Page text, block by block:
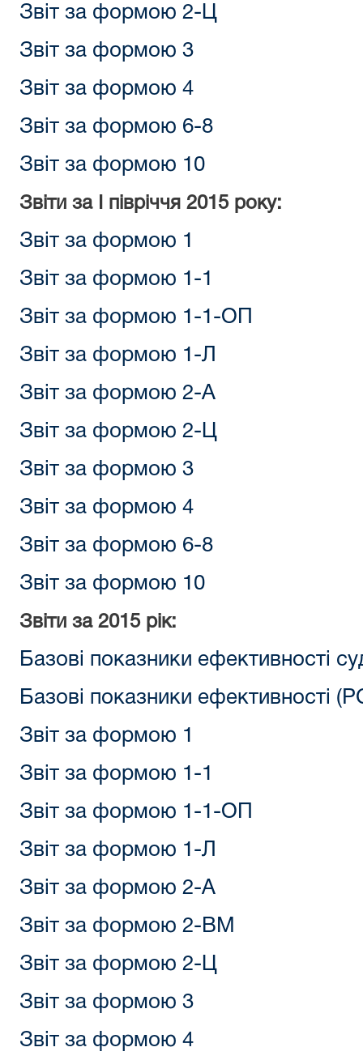
Звіт за формою 2-Ц
Звіт за формою 3
Звіт за формою 4
Звіт за формою 6-8
Звіт за формою 10
Звіти за I півріччя 2015 року:
Звіт за формою 1
Звіт за формою 1-1
Звіт за формою 1-1-ОП
Звіт за формою 1-Л
Звіт за формою 2-А
Звіт за формою 2-Ц
Звіт за формою 3
Звіт за формою 4
Звіт за формою 6-8
Звіт за формою 10
Звіти за 2015 рік:
Базові показники ефективності
Базові показники ефективності
Звіт за формою 1
Звіт за формою 1-1
Звіт за формою 1-1-ОП
Звіт за формою 1-Л
Звіт за формою 2-А
Звіт за формою 2-ВМ
Звіт за формою 2-Ц
Звіт за формою 3
Звіт за формою 4